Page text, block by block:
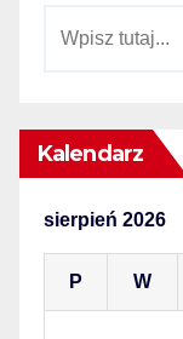
Szukaj
Kalendarz
sierpień 2026
P W